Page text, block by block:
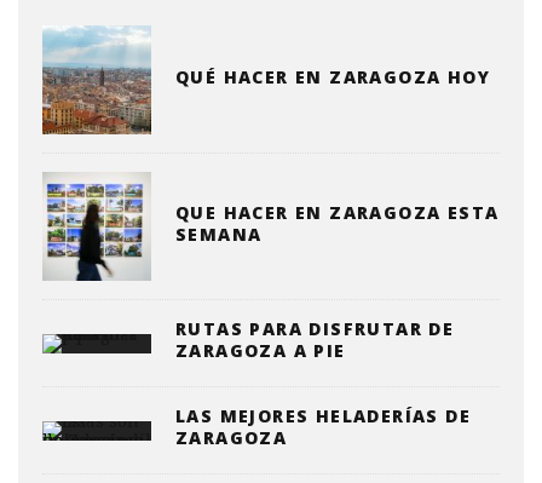
QUÉ HACER EN ZARAGOZA HOY
QUE HACER EN ZARAGOZA ESTA
SEMANA
RUTAS PARA DISFRUTAR DE
ZARAGOZA A PIE
LAS MEJORES HELADERÍAS DE
ZARAGOZA